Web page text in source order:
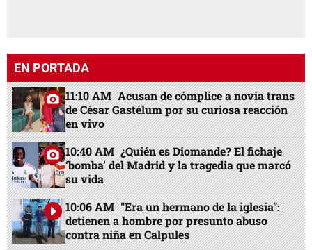
EN PORTADA
11:10 AM Acusan de cómplice a novia trans
de César Gastélum por su curiosa reacción
en vivo
10:40 AM ¿Quién es Diomande? El fichaje
‘bomba’ del Madrid y la tragedia que marcó
su vida
10:06 AM "Era un hermano de la iglesia":
detienen a hombre por presunto abuso
contra niña en Calpules